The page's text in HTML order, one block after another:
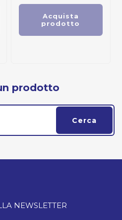
Acquista
prodotto
prodotto
Cerca
NEWSLETTER